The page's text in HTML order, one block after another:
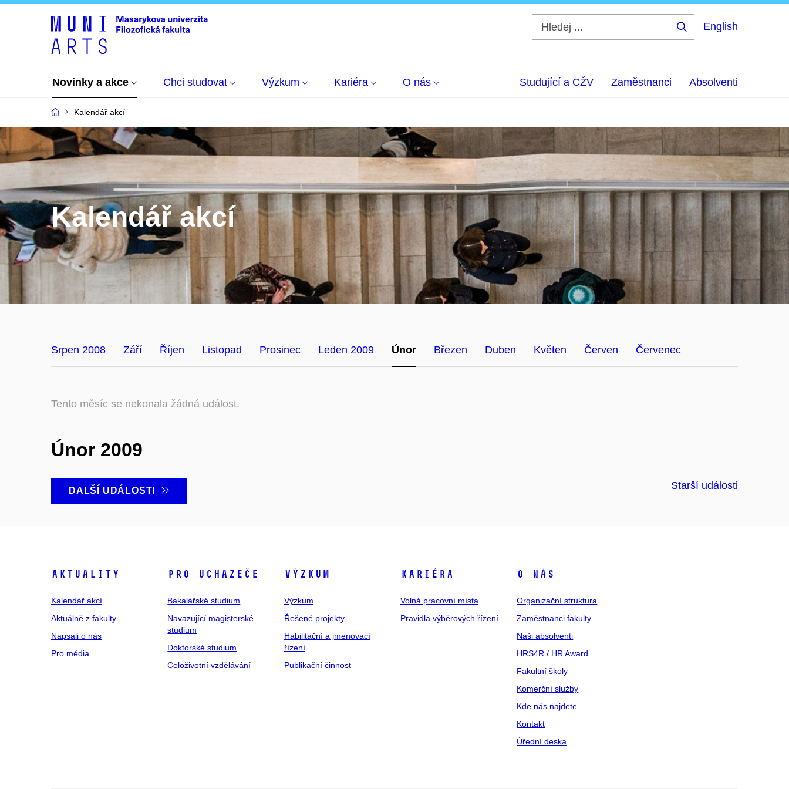
English
Novinky a akce Chci studovat Výzkum Kariéra O nás Studující a CŽV Zaměstnanci Absolventi
Kalendář akcí
Kalendář akcí
Srpen 2008 Září Říjen Listopad Prosinec Leden 2009 Únor Březen Duben Květen Červen Červenec
Tento měsíc se nekonala žádná událost.
Únor 2009
DALŠÍ UDÁLOSTI Starší události
Aktuality
Kalendář akcí
Aktuálně z fakulty
Napsali o nás
Pro média
Pro uchazeče
Bakalářské studium
Navazující magisterské
studium
Doktorské studium
Celoživotní vzdělávání
Výzkum
Výzkum
Řešené projekty
Habilitační a jmenovací
řízení
Publikační činnost
Kariéra
Volná pracovní místa
Pravidla výběrových řízení
O nás
Organizační struktura
Zaměstnanci fakulty
Naši absolventi
HRS4R / HR Award
Fakultní školy
Komerční služby
Kde nás najdete
Kontakt
Úřední deska